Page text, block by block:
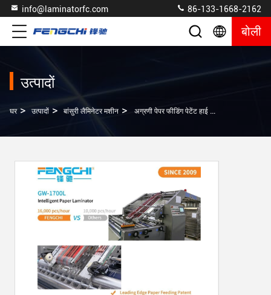
info@laminatorfc.com 86-133-1668-2162
बोली
उत्पादों
घर > उत्पादों > बांसुरी लैमिनेटर मशीन > अग्रणी पेपर फीडिंग पेटेंट हाई स्पीड लिथो लैमिनेटिंग कार्डबोर्ड लैमिनेटर